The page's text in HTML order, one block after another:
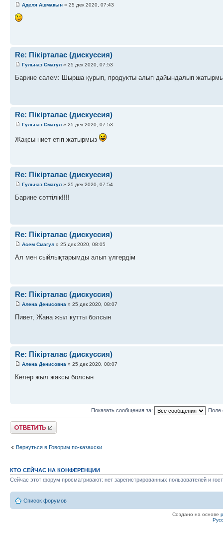
Аделя Ашмакын » 25 дек 2020, 07:43
Re: Пікірталас (дискуссия)
Гульназ Смагул » 25 дек 2020, 07:53
Барине салем: Шырша құрып, продукты алып дайындалып
Re: Пікірталас (дискуссия)
Гульназ Смагул » 25 дек 2020, 07:53
Жақсы ниет етіп жатырмыз
Re: Пікірталас (дискуссия)
Гульназ Смагул » 25 дек 2020, 07:54
Барине сәттілік!!!!
Re: Пікірталас (дискуссия)
Асем Смагул » 25 дек 2020, 08:05
Ал мен сыйлықтарымды алып үлгердім
Re: Пікірталас (дискуссия)
Алена Денисовна » 25 дек 2020, 08:07
Пивет, Жана жыл кутты болсын
Re: Пікірталас (дискуссия)
Алена Денисовна » 25 дек 2020, 08:07
Келер жыл жаксы болсын
Показать сообщения за: Поле
Ответить
Вернуться в Говорим по-казахски
КТО СЕЙЧАС НА КОНФЕРЕНЦИИ
Сейчас этот форум просматривают: нет зарегистрированных пользователей и
Список форумов
Создано на основе